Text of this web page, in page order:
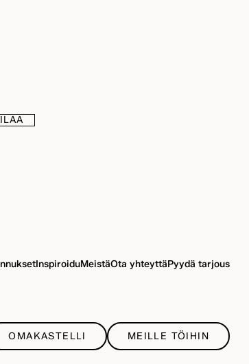
InspiroiduMeistäOta yhteyttäPyydä tarjous
OMAKASTELLI MEILLE TÖIHIN